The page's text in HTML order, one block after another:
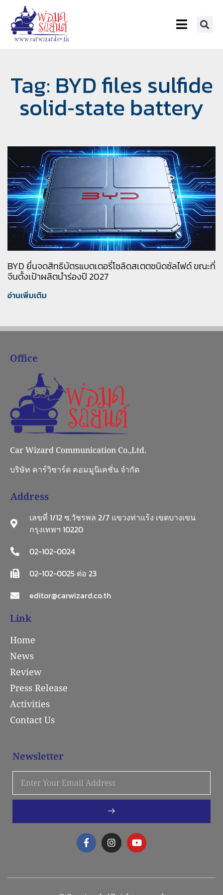
Tag: BYD files sulfide
solid‑state battery
BYD ยื่นจดสิทธิบัตรแบตเตอรี่โซลิดสเตตชนิดซัลไฟด์ ขณะที่
จีนตั้งเป้าผลิตนำร่องปี 2027
อ่านเพิ่มเติม
Office
Car Wizard Communication Co.,Ltd.
บริษัท คาร์วิซาร์ด คอมมูนิเคชั่น จำกัด
Address
เลขที่ 1/12 ซ.วัชรพล 2/7 แขวงท่าแร้ง เขตบางเขน
กรุงเทพฯ 10220
02-102-0024
02-102-0025 ต่อ 23
editor@carwizard.co.th
Link
Home
News
Review
Press Release
Activities
Contact Us
Newsletter